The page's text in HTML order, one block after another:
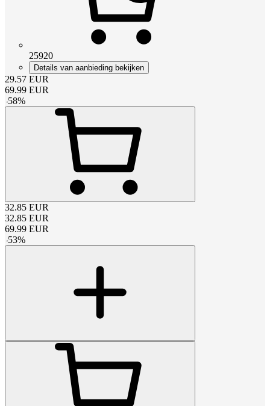
25920
Details van aanbieding bekijken
29.57 EUR
69.99 EUR
-58%
32.85 EUR
32.85 EUR
69.99 EUR
-53%